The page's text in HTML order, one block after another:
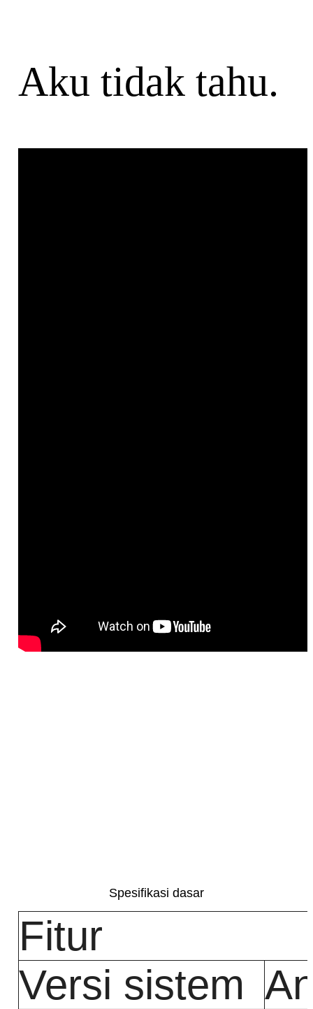
Aku tidak tahu.
Spesifikasi dasar
Fitur
Versi sistem